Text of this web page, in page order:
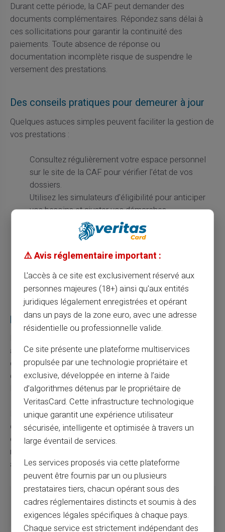
Durant cette période, la CAF peut demander des
documents complémentaires. Répondez sans délai à
ces sollicitations pour garantir la continuité des
paiements. Toute absence de réponse ou
documentation incomplète risque de suspendre le
versement des prestations.
Des conseils pratiques pour demeurer à jour
Quelques astuces simples peuvent faciliter la gestion de
vos prestations :
Consultez régulièrement votre espace personnel
sur le site de la CAF pour vérifier l'état de vos
dossiers.
Utilisez les simulateurs d'éligibilité pour anticiper
vos besoins et ajuster vos démarches.
Maintenez à jour toutes vos informations
personnelles et professionnelles.
requis avant les périodes de forte affluence
comme la rentrée scolaire ou la fin de l'année
fiscale.
Petit mémo pour la gestion de son compte
bancaire
allocations doit impérativement être à jour. Tout
changement de banque ou de coordonnées bancaires
doit immédiatement être signalé. La rapidité et
l'exactitude des virements en dépendent directement.
En cas de fermeture decompte bancairenon
communiquée, les virements seront rejetés jusqu'à
correction manuelle du dossier. Prenez donc soin de
mettre à jour vos coordonnées sans délai dès que vous
avez de nouvelles informations à transmettre.
Type de
prestation
Critères
principaux
Date de
versement
(indicative)
⚠️ Avis réglementaire important :
L'accès à ce site est exclusivement réservé aux
personnes majeures (18+) ainsi qu'aux entités
juridiques légalement enregistrées et opérant
dans un pays de la zone euro, avec une adresse
résidentielle ou professionnelle valide.
Ce site présente une plateforme multiservices
propulsée par une technologie propriétaire et
exclusive, développée en interne à l’aide
d’algorithmes détenus par le propriétaire de
VeritasCard. Cette infrastructure technologique
unique garantit une expérience utilisateur
sécurisée, intelligente et optimisée à travers un
large éventail de services.
Les services proposés via cette plateforme
peuvent être fournis par un ou plusieurs
prestataires tiers, chacun opérant sous des
cadres réglementaires distincts et soumis à des
exigences légales spécifiques à chaque pays.
Chaque service est strictement indépendant des